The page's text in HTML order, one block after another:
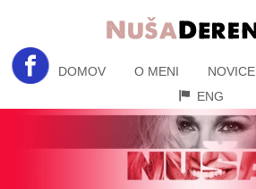
DOMOV O MENI NOVICE
ENG